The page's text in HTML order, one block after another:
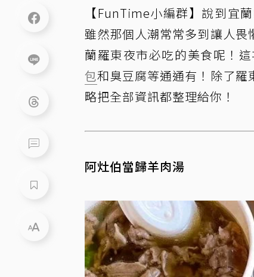
【FunTime小編群】說到宜
雖然那個人潮常常多到讓人
蘭羅東夜市必吃的美食呢！
包和臭豆腐等通通有！除了
略把全部資訊都整理給你！
阿灶伯當歸羊肉湯